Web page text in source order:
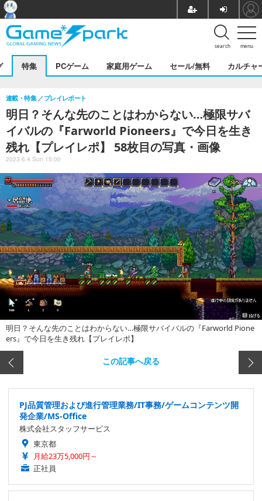
menu
search
特集 PCゲーム 家庭用ゲーム セール/無料 カルチャ
明日？そんな先のことはわからない…極限サバ
イバルの『Farworld Pioneers』で今日を生き
残れ【プレイレポ】 58枚目の写真・画像
連載・特集 プレイレポート
2023.6.4 Sun 15:00
明日？そんな先のことはわからない…極限サバイバルの『Farworld Pione
ers』で今日を生き残れ【プレイレポ】
この記事へ戻る
PJ品質管理および進行管理業務/IT事務/ゲームコンテンツ開
発企業/MS-Office
株式会社スタッフサービス
東京都
月給23万5,000円～
正社員